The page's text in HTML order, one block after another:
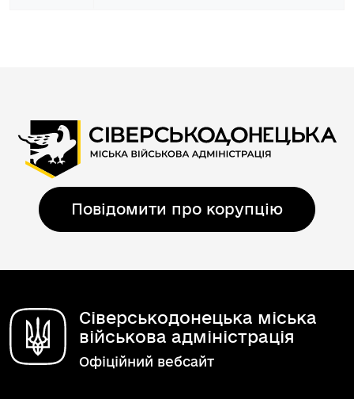
Повідомити про корупцію
Сіверськодонецька міська
військова адміністрація
Офіційний вебсайт